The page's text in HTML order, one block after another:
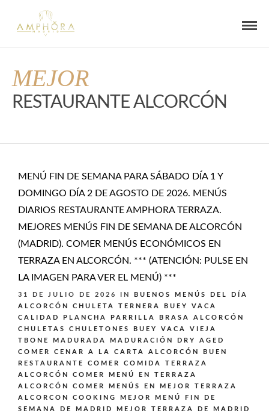
MEJOR
RESTAURANTE ALCORCÓN
MENÚ FIN DE SEMANA PARA SÁBADO DÍA 1 Y
DOMINGO DÍA 2 DE AGOSTO DE 2026. MENÚS
DIARIOS RESTAURANTE AMPHORA TERRAZA.
MEJORES MENÚS FIN DE SEMANA DE ALCORCÓN
(MADRID). COMER MENÚS ECONÓMICOS EN
TERRAZA EN ALCORCÓN. *** (ATENCIÓN: PULSE EN
LA IMAGEN PARA VER EL MENÚ) ***
31 DE JULIO DE 2026 IN
BUENOS MENÚS DEL DÍA
ALCORCÓN
CHULETA TERNERA BUEY VACA
CALIDAD PLANCHA PARRILLA BRASA ALCORCÓN
CHULETAS CHULETONES BUEY VACA VIEJA
TBONE MADURADA MADURACIÓN DRY AGED
COMER CENAR A LA CARTA ALCORCÓN BUEN
RESTAURANTE
COMER COMIDA TERRAZA
ALCORCÓN
COMER MENÚ EN TERRAZA
ALCORCÓN
COMER MENÚS EN MEJOR TERRAZA
ALCORCON
COOKING
MEJOR MENÚ FIN DE
SEMANA DE MADRID
MEJOR TERRAZA DE MADRID